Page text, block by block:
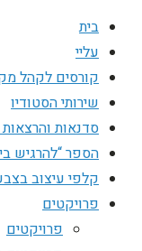
בית
עליי
קורסים לקהל
שירותי הסטודיו
סדנאות
הספר “להרגיש
קלפי עיצוב
פרויקטים
פרויקטים